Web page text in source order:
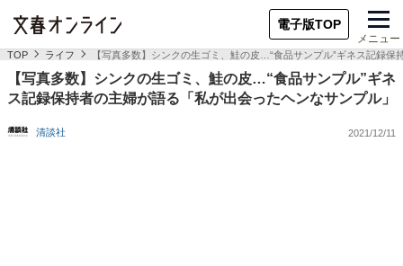
電子版TOP
メニュー
TOP ライフ 【写真多数】シンクの生ゴミ、鮭の皮…“食品サンプル”ギネス記録
【写真多数】シンクの生ゴミ、鮭の皮…“食品サンプル”ギネ
ス記録保持者の主婦が語る「私が出会ったヘンなサンプル」
清談社 2021/12/11